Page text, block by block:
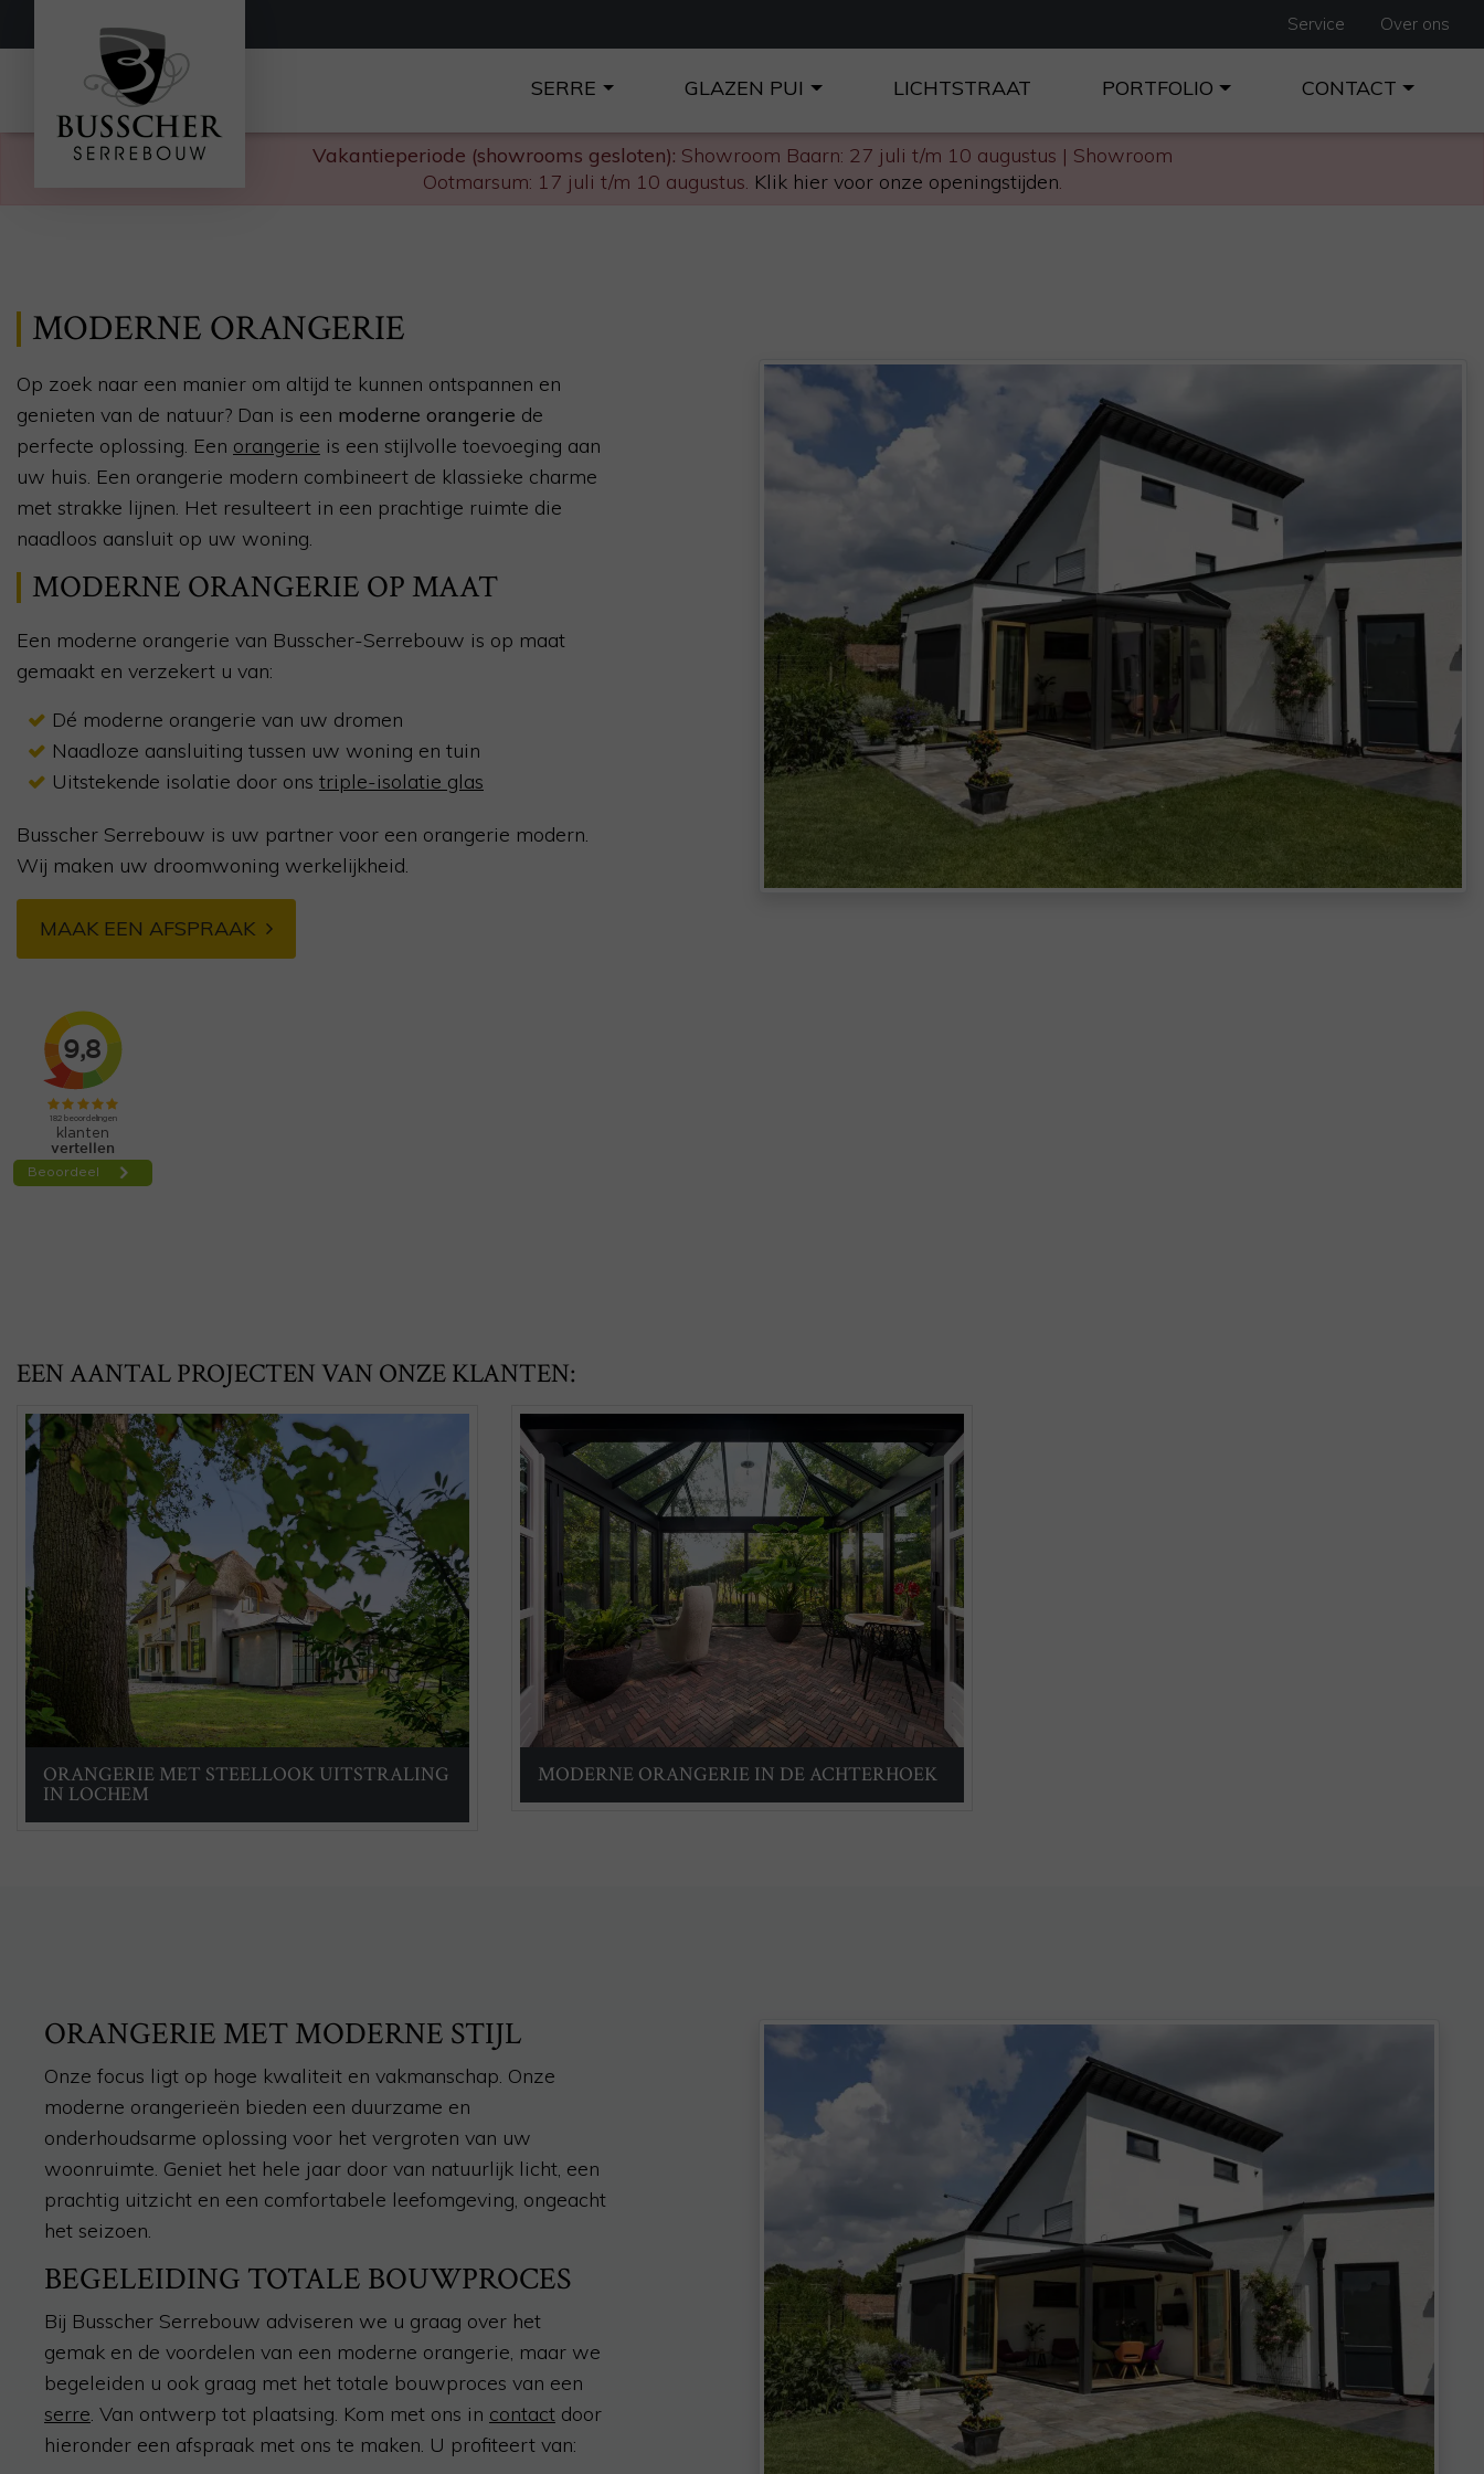
Vakantieperiode (showrooms gesloten): Showroom Baarn: 27 juli t/m 10 augustus | Showroom
Ootmarsum: 17 juli t/m 10 augustus. Klik hier voor onze openingstijden.
Service Over ons
SERRE GLAZEN PUI LICHTSTRAAT PORTFOLIO CONTACT
MODERNE ORANGERIE
Op zoek naar een manier om altijd te kunnen ontspannen en
genieten van de natuur? Dan is een moderne orangerie de
perfecte oplossing. Een orangerie is een stijlvolle toevoeging aan
uw huis. Een orangerie modern combineert de klassieke charme
met strakke lijnen. Het resulteert in een prachtige ruimte die
naadloos aansluit op uw woning.
MODERNE ORANGERIE OP MAAT
Een moderne orangerie van Busscher-Serrebouw is op maat
gemaakt en verzekert u van:
Dé moderne orangerie van uw dromen
Naadloze aansluiting tussen uw woning en tuin
Uitstekende isolatie door ons triple-isolatie glas
Busscher Serrebouw is uw partner voor een orangerie modern.
Wij maken uw droomwoning werkelijkheid.
MAAK EEN AFSPRAAK
EEN AANTAL PROJECTEN VAN ONZE KLANTEN:
ORANGERIE MET STEELLOOK UITSTRALING
IN LOCHEM
MODERNE ORANGERIE IN DE ACHTERHOEK
ORANGERIE MET MODERNE STIJL
Onze focus ligt op hoge kwaliteit en vakmanschap. Onze
moderne orangerieën bieden een duurzame en
onderhoudsarme oplossing voor het vergroten van uw
woonruimte. Geniet het hele jaar door van natuurlijk licht, een
prachtig uitzicht en een comfortabele leefomgeving, ongeacht
het seizoen.
BEGELEIDING TOTALE BOUWPROCES
Bij Busscher Serrebouw adviseren we u graag over het
gemak en de voordelen van een moderne orangerie, maar we
begeleiden u ook graag met het totale bouwproces van een
serre. Van ontwerp tot plaatsing. Kom met ons in contact door
hieronder een afspraak met ons te maken. U profiteert van: